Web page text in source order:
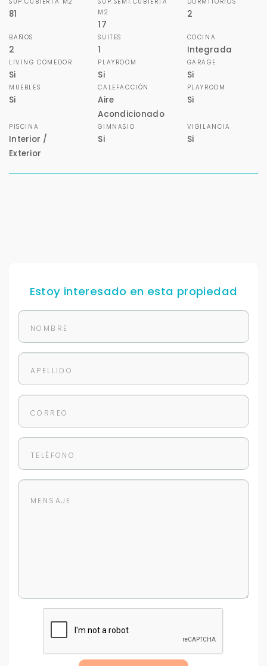
81
M2
17
2
BAÑOS
2
SUITES
1
COCINA
Integrada
LIVING COMEDOR
Si
PLAYROOM
Si
GARAGE
Si
MUEBLES
Si
CALEFACCIÓN
Aire
Acondicionado
PLAYROOM
Si
PISCINA
Interior /
Exterior
GIMNASIO
Si
VIGILANCIA
Si
Estoy interesado en esta propiedad
No compartimos tu información ni enviamos spam.
Uso exclusivo